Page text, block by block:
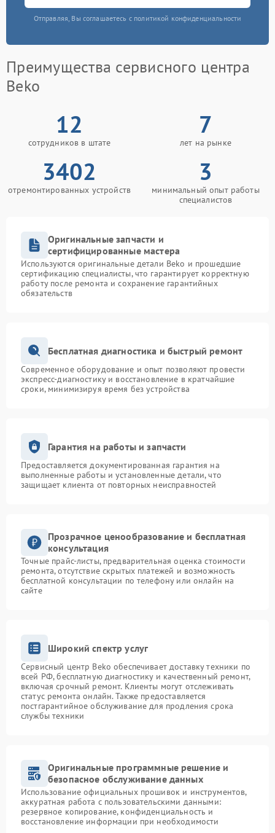
Отправляя, Вы соглашаетесь с политикой конфиденциальности
Преимущества сервисного центра
Beko
12
сотрудников в штате
7
лет на рынке
3402
отремонтированных устройств
3
минимальный опыт работы
специалистов
Оригинальные запчасти и
сертифицированные мастера
Используются оригинальные детали Beko и прошедшие
сертификацию специалисты, что гарантирует корректную
работу после ремонта и сохранение гарантийных
обязательств
Бесплатная диагностика и быстрый ремонт
Современное оборудование и опыт позволяют провести
экспресс-диагностику и восстановление в кратчайшие
сроки, минимизируя время без устройства
Гарантия на работы и запчасти
Предоставляется документированная гарантия на
выполненные работы и установленные детали, что
защищает клиента от повторных неисправностей
Прозрачное ценообразование и бесплатная
консультация
Точные прайс-листы, предварительная оценка стоимости
ремонта, отсутствие скрытых платежей и возможность
бесплатной консультации по телефону или онлайн на
сайте
Широкий спектр услуг
Сервисный центр Beko обеспечивает доставку техники по
всей РФ, бесплатную диагностику и качественный ремонт,
включая срочный ремонт. Клиенты могут отслеживать
статус ремонта онлайн. Также предоставляется
постгарантийное обслуживание для продления срока
службы техники
Оригинальные программные решение и
безопасное обслуживание данных
Использование официальных прошивок и инструментов,
аккуратная работа с пользовательскими данными:
резервное копирование, конфиденциальность и
восстановление информации при необходимости